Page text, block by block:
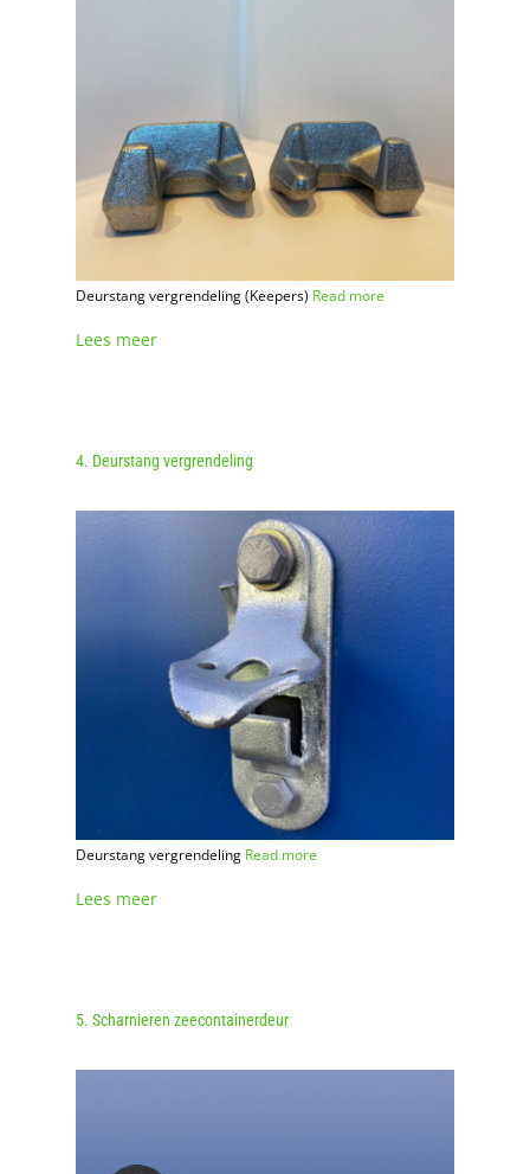
Deurstang vergrendeling (Keepers) Read more
Lees meer
4. Deurstang vergrendeling
Deurstang vergrendeling Read more
Lees meer
5. Scharnieren zeecontainerdeur